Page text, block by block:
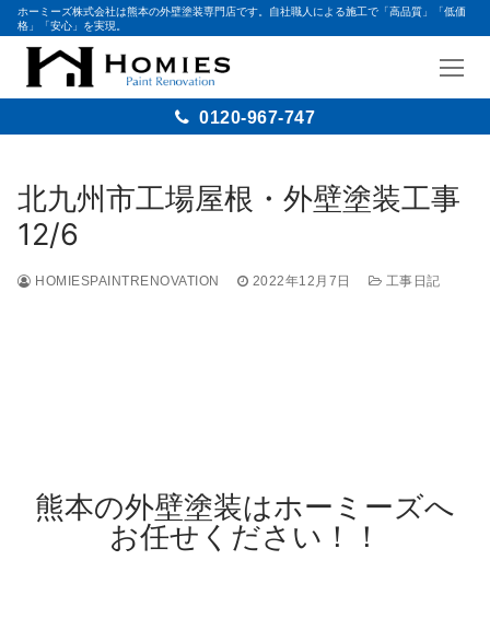
ホーミーズ株式会社は熊本の外壁塗装専門店です。自社職人による施工で「高品質」「低価
格」「安心」を実現。
0120-967-747
北九州市工場屋根・外壁塗装工事
12/6
HOMIESPAINTRENOVATION 2022年12月7日 工事日記
熊本の外壁塗装はホーミーズへ
お任せください！！